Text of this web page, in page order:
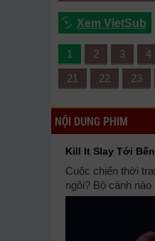
Xem VietSub
1 2 3 4
21
22 23
NỘI DUNG PHIM
Kill It Slay Tới Bến
Cuộc chiến thời
ngôi? Bộ cánh